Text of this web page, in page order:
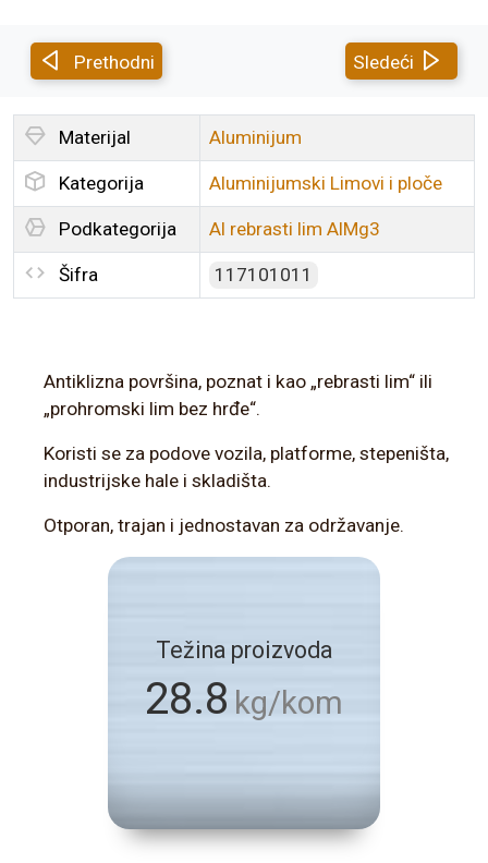
Prethodni Sledeći
Materijal Aluminijum
Kategorija Aluminijumski Limovi i ploče
Podkategorija Al rebrasti lim AlMg3
Šifra 117101011
Antiklizna površina, poznat i kao „rebrasti lim“ ili
„prohromski lim bez hrđe“.
Koristi se za podove vozila, platforme, stepeništa,
industrijske hale i skladišta.
Otporan, trajan i jednostavan za održavanje.
Težina proizvoda
28.8 kg/kom